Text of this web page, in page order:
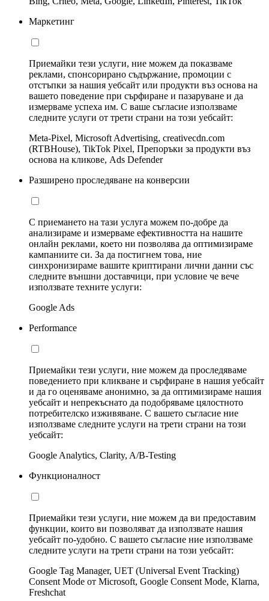
Маркетинг
Приемайки тези услуги, ние можем да показваме
реклами, спонсорирано съдържание, промоции с
отстъпки за нашия уебсайт или продукти въз основа на
вашето поведение при сърфиране и пазаруване и да
измерваме успеха им. С ваше съгласие използваме
следните услуги от трети страни на този уебсайт:
Meta-Pixel, Microsoft Advertising, creativecdn.com
(RTBHouse), TikTok Pixel, Препоръки за продукти въз
основа на кликове, Ads Defender
Разширено проследяване на конверсии
С приемането на тази услуга можем по-добре да
анализираме и измерваме ефективността на нашите
онлайн реклами, което ни позволява да оптимизираме
кампаниите си. За да постигнем това, ние
синхронизираме вашите криптирани лични данни със
следните външни доставчици, при условие че вече
използвате техните услуги:
Google Ads
Performance
Приемайки тези услуги, ние можем да проследяваме
поведението при кликване и сърфиране в нашия уебсайт
и да го оценяваме анонимно, за да оптимизираме нашия
уебсайт и непрекъснато да подобряваме цялостното
потребителско изживяване. С вашето съгласие ние
използваме следните услуги на трети страни на този
уебсайт:
Google Analytics, Clarity, A/B-Testing
Функционалност
Приемайки тези услуги, ние можем да ви предоставим
функции, които ви позволяват да използвате нашия
уебсайт по-удобно. С вашето съгласие ние използваме
следните услуги на трети страни на този уебсайт:
Google Tag Manager, UET (Universal Event Tracking)
Consent Mode от Microsoft, Google Consent Mode, Klarna,
Freshchat